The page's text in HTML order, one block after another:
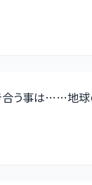
う事は……地球